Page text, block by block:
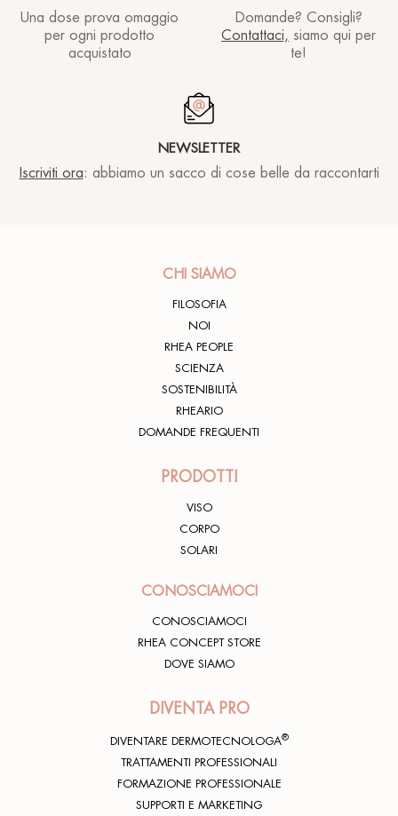
Una dose prova omaggio
per ogni prodotto
acquistato
Domande? Consigli?
Contattaci, siamo qui per
te!
NEWSLETTER
Iscriviti ora: abbiamo un sacco di cose belle da raccontarti
CHI SIAMO
FILOSOFIA
NOI
RHEA PEOPLE
SCIENZA
SOSTENIBILITÀ
RHEARIO
DOMANDE FREQUENTI
PRODOTTI
VISO
CORPO
SOLARI
CONOSCIAMOCI
CONOSCIAMOCI
RHEA CONCEPT STORE
DOVE SIAMO
DIVENTA PRO
DIVENTARE DERMOTECNOLOGA®
TRATTAMENTI PROFESSIONALI
FORMAZIONE PROFESSIONALE
SUPPORTI E MARKETING